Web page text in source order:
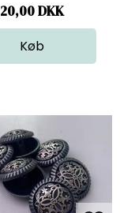
20,00DKK